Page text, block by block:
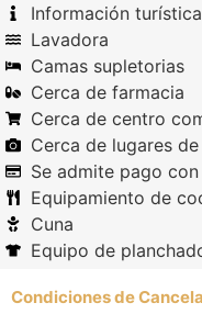
Información turística
Lavadora
Camas supletorias
Cerca de farmacia
Cerca de centro
Cerca de lugares
Se admite pago
Equipamiento de
Cuna
Equipo de
Condiciones de